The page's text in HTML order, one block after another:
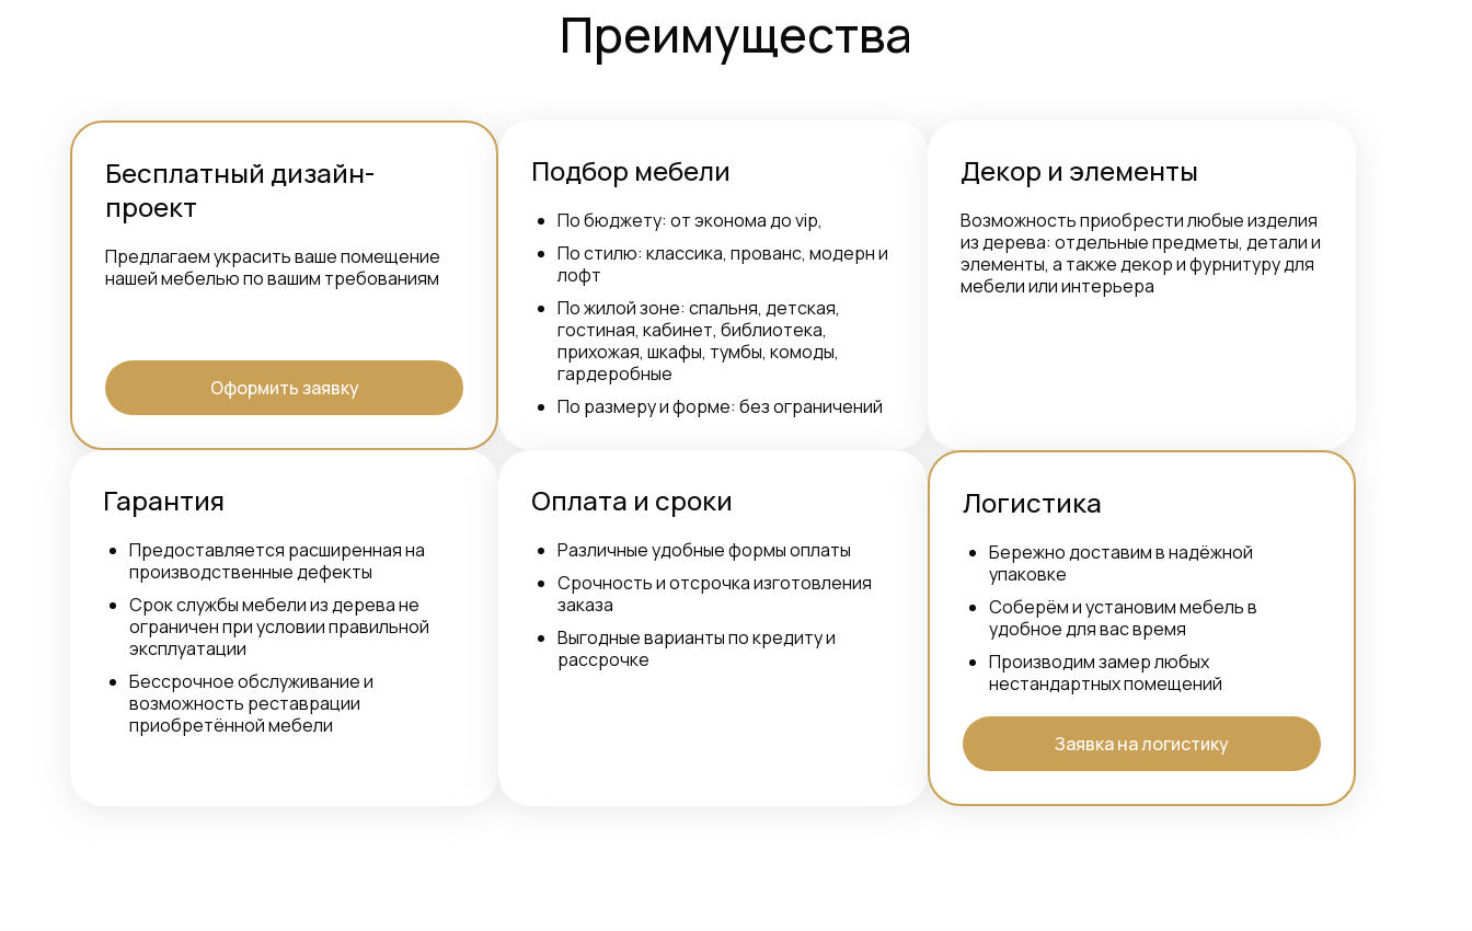
Преимущества
Бесплатный дизайн-
проект
Предлагаем украсить ваше помещение
нашей мебелью по вашим требованиям
Оформить заявку
Подбор мебели
По бюджету: от эконома до vip,
По стилю: классика, прованс, модерн и
лофт
По жилой зоне: спальня, детская,
гостиная, кабинет, библиотека,
прихожая, шкафы, тумбы, комоды,
гардеробные
По размеру и форме: без ограничений
Декор и элементы
Возможность приобрести любые изделия
из дерева: отдельные предметы, детали и
элементы, а также декор и фурнитуру для
мебели или интерьера
Гарантия
Предоставляется расширенная на
производственные дефекты
Срок службы мебели из дерева не
ограничен при условии правильной
эксплуатации
Бессрочное обслуживание и
возможность реставрации
приобретённой мебели
Оплата и сроки
Различные удобные формы оплаты
Срочность и отсрочка изготовления
заказа
Выгодные варианты по кредиту и
рассрочке
Логистика
Бережно доставим в надёжной
упаковке
Соберём и установим мебель в
удобное для вас время
Производим замер любых
нестандартных помещений
Заявка на логистику